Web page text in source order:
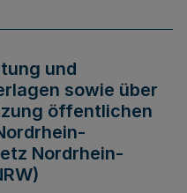
und
sowie über
öffentlichen
Nordrhein-